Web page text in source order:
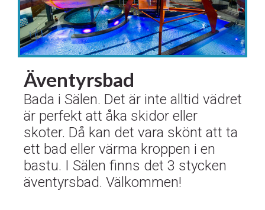
Äventyrsbad
​​​​​​​Bada i Sälen. Det är inte alltid vädret
är perfekt att åka skidor eller
skoter. Då kan det vara skönt att ta
ett bad eller värma kroppen i en
bastu. I Sälen finns det 3 stycken
äventyrsbad. Välkommen!